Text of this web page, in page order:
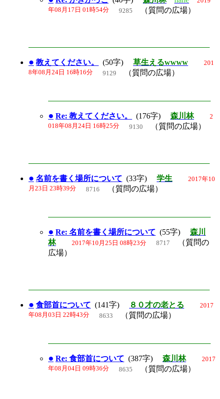
年08月17日 01時54分 9285 （質問の広場）
● 教えてください。 (50字) 草生えるwwww 201
8年08月24日 16時16分 9129 （質問の広場）
● Re: 教えてください。 (176字) 森川林 2
018年08月24日 16時25分 9130 （質問の広場）
● 名前を書く場所について (33字) 学生 2017年10
月23日 23時39分 8716 （質問の広場）
● Re: 名前を書く場所について (55字) 森川
林
2017年10月25日 08時23分 8717
（質問の
広場）
● 食部首について (141字) ８０才の老とる 2017
年08月03日 22時43分 8633 （質問の広場）
● Re: 食部首について (387字) 森川林 2017
年08月04日 09時36分 8635 （質問の広場）